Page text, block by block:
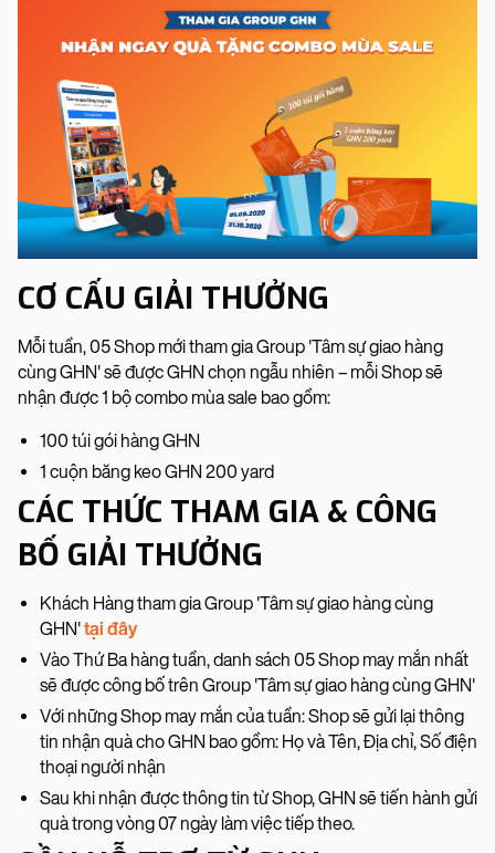
CƠ CẤU GIẢI THƯỞNG
Mỗi tuần, 05 Shop mới tham gia Group 'Tâm sự giao hàng
cùng GHN' sẽ được GHN chọn ngẫu nhiên – mỗi Shop sẽ
nhận được 1 bộ combo mùa sale bao gồm:
100 túi gói hàng GHN
1 cuộn băng keo GHN 200 yard
CÁC THỨC THAM GIA & CÔNG
BỐ GIẢI THƯỞNG
Khách Hàng tham gia Group 'Tâm sự giao hàng cùng
GHN'tại đây
Vào Thứ Ba hàng tuần, danh sách 05 Shop may mắn nhất
sẽ được công bố trên Group 'Tâm sự giao hàng cùng GHN'
Với những Shop may mắn của tuần: Shop sẽ gửi lại thông
tin nhận quà cho GHN bao gồm: Họ và Tên, Địa chỉ, Số điện
thoại người nhận
Sau khi nhận được thông tin từ Shop, GHN sẽ tiến hành gửi
quà trong vòng 07 ngày làm việc tiếp theo.